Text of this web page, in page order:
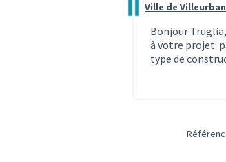
Commentaire 602
Ville de
Bonjour
à votre projet:
type de